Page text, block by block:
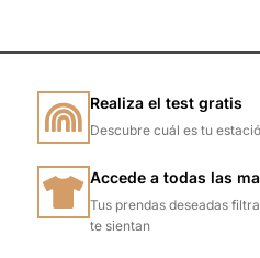
Realiza el test gratis
Descubre cuál es tu
Accede a todas las
Tus prendas deseadas
te sientan